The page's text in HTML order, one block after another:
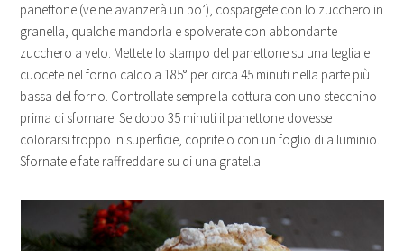
panettone (ve ne avanzerà un po’), cospargete con lo zucchero in
granella, qualche mandorla e spolverate con abbondante
zucchero a velo. Mettete lo stampo del panettone su una teglia e
cuocete nel forno caldo a 185° per circa 45 minuti nella parte più
bassa del forno. Controllate sempre la cottura con uno stecchino
prima di sfornare. Se dopo 35 minuti il panettone dovesse
colorarsi troppo in superficie, copritelo con un foglio di alluminio.
Sfornate e fate raffreddare su di una gratella.